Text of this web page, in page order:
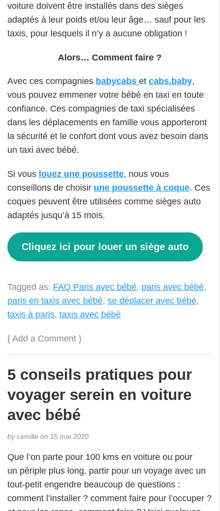
voiture doivent être installés dans des sièges
adaptés à leur poids et/ou leur âge… sauf pour les
taxis, pour lesquels il n’y a aucune obligation !
Alors… Comment faire ?
Avec ces compagnies babycabs et cabs.baby,
vous pouvez emmener votre bébé en taxi en toute
confiance. Ces compagnies de taxi spécialisées
dans les déplacements en famille vous apporteront
la sécurité et le confort dont vous avez besoin dans
un taxi avec bébé.
Si vous louez une poussette, nous vous
conseillons de choisir une poussette à coque. Ces
coques peuvent être utilisées comme sièges auto
adaptés jusqu’à 15 mois.
Cliquez ici pour louer un siège auto
Tagged as: FAQ Paris avec bébé, paris avec bébé,
paris en taxis avec bébé, se déplacer avec bébé,
taxis à paris, taxis avec bébé
{ Add a Comment }
5 conseils pratiques pour
voyager serein en voiture
avec bébé
bycamille on 15 mai 2020
Que l’on parte pour 100 kms en voiture ou pour
un périple plus long, partir pour un voyage avec un
tout-petit engendre beaucoup de questions :
comment l’installer ? comment faire pour l’occuper ?